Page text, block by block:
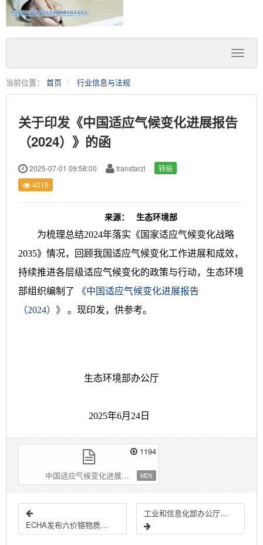
当前位置： 首页 行业信息与法规
关于印发《中国适应气候变化进展报告
（2024）》的函
2025-07-01 09:58:00 transfarzl
转贴
4018
来源： 生态环境部
为梳理总结2024年落实《国家适应气候变化战略
2035》情况，回顾我国适应气候变化工作进展和成效，
持续推进各层级适应气候变化的政策与行动，生态环境
部组织编制了
《中国适应气候变化进展报告
（2024）》
。现印发，供参考。
生态环境部办公厅
2025年6月24日
中国适应气候变化进展报告（2024）.pdf
1194
MD5
ECHA发布六价铬物质限制提案
工业和信息化部办公厅印发《关于深入推进工业和信息化绿色低碳 标准化工作的实施方案》的通知